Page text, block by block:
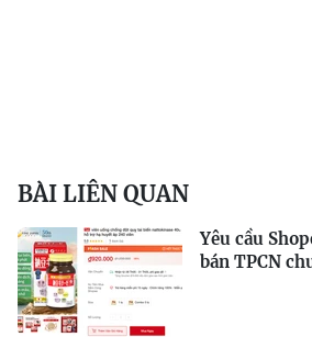
BÀI LIÊN QUAN
Yêu cầu
bán TPCN